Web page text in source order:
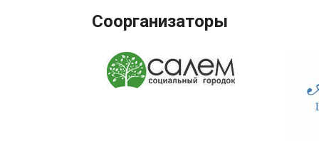
Соорганизаторы